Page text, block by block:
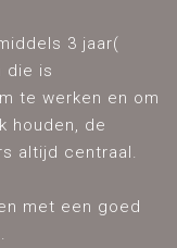
3 jaar(
die is
te werken en om
houden, de
altijd centraal.
met een goed